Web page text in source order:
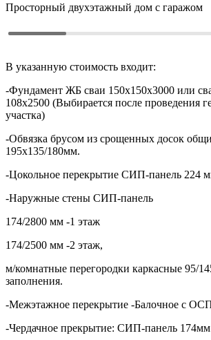
Просторный двухэтажный дом с гаражом
В указанную стоимость входит:
-Фундамент ЖБ сваи 150х150х3000 или
108х2500 (Выбирается после проведения
участка)
-Обвязка брусом из срощенных досок
195х135/180мм.
-Цокольное перекрытие СИП-панель 224
-Наружные стены СИП-панель
174/2800 мм -1 этаж
174/2500 мм -2 этаж,
м/комнатные перегородки каркасные 95/
заполнения.
-Межэтажное перекрытие -Балочное с
-Чердачное прекрытие: СИП-панель